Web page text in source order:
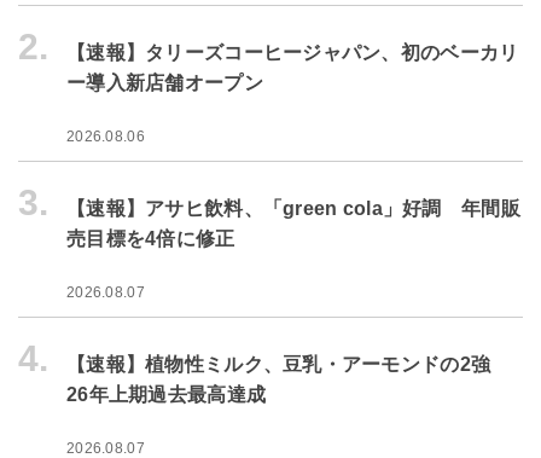
2.
【速報】タリーズコーヒージャパン、初のベーカリ
ー導入新店舗オープン
2026.08.06
3.
【速報】アサヒ飲料、「green cola」好調 年間販
売目標を4倍に修正
2026.08.07
4.
【速報】植物性ミルク、豆乳・アーモンドの2強
26年上期過去最高達成
2026.08.07